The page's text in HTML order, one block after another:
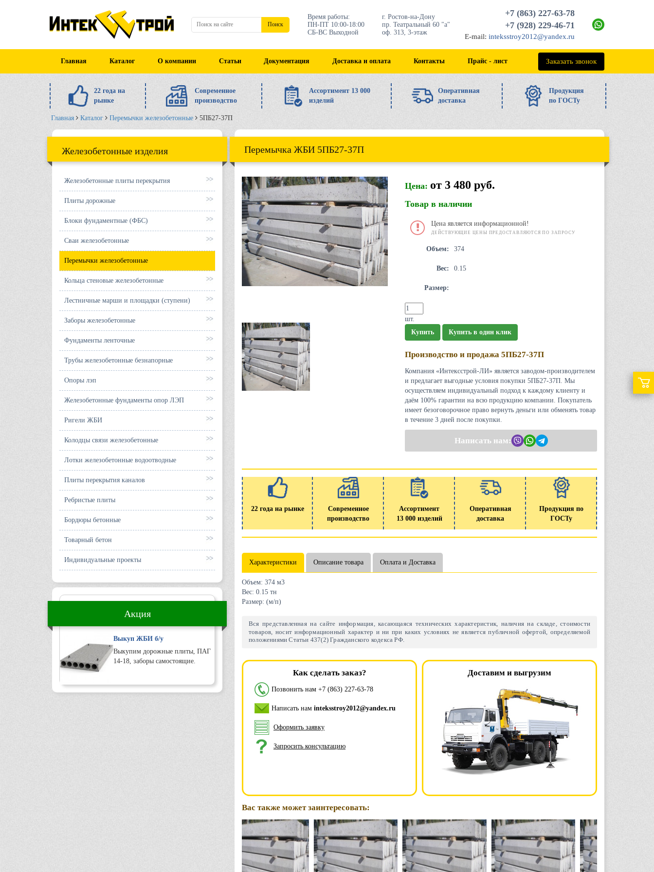
Поиск
Время работы:
ПН-ПТ 10:00-18:00
СБ-ВС Выходной
г. Ростов-на-Дону
пр. Театральный 60 "а"
оф. 313, 3-этаж
+7 (863) 227-63-78
+7 (928) 229-46-71
E-mail: inteksstroy2012@yandex.ru
Главная Каталог О компании Статьи Документация Доставка и оплата Контакты Прайс - лист +7 (863) 227-63-78
Заказать звонок
22 года на
рынке
Современное
производство
Ассортимент 13 000
изделий
Оперативная
доставка
Продукция
по ГОСТу
Главная Каталог Перемычки железобетонные 5ПБ27-37П
Железобетонные изделия
Железобетонные плиты перекрытия
Плиты дорожные
Блоки фундаментные (ФБС)
Сваи железобетонные
Перемычки железобетонные
Кольца стеновые железобетонные
Лестничные марши и площадки (ступени)
Заборы железобетонные
Фундаменты ленточные
Трубы железобетонные безнапорные
Опоры лэп
Железобетонные фундаменты опор ЛЭП
Ригели ЖБИ
Колодцы связи железобетонные
Лотки железобетонные водоотводные
Плиты перекрытия каналов
Ребристые плиты
Бордюры бетонные
Товарный бетон
Индивидуальные проекты
Акция
Выкуп ЖБИ б/у
Выкупим дорожные плиты, ПАГ
14-18, заборы самостоящие.
Перемычка ЖБИ 5ПБ27-37П
Цена: от 3 480 руб.
Товар в наличии
Цена является информационной!
ДЕЙСТВУЮЩИЕ ЦЕНЫ ПРЕДОСТАВЛЯЮТСЯ ПО ЗАПРОСУ
Объем: 374
Вес: 0.15
Размер:
шт.
Купить
Купить в один клик
Производство и продажа 5ПБ27-37П
Компания «Интексстрой-ЛИ» является заводом-производителем
и предлагает выгодные условия покупки 5ПБ27-37П. Мы
осуществляем индивидуальный подход к каждому клиенту и
даём 100% гарантии на всю продукцию компании. Покупатель
имеет безоговорочное право вернуть деньги или обменять товар
в течение 3 дней после покупки.
Написать нам:
22 года на рынке
Современное
производство
Ассортимент
13 000 изделий
Оперативная
доставка
Продукция по
ГОСТу
Характеристики Описание товара Оплата и Доставка
Объем: 374 м3
Вес: 0.15 тн
Размер: (м/п)
Вся представленная на сайте информация, касающаяся технических характеристик, наличия на складе, стоимости
товаров, носит информационный характер и ни при каких условиях не является публичной офертой, определяемой
положениями Статьи 437(2) Гражданского кодекса РФ.
Как сделать заказ?
Позвонить нам +7 (863) 227-63-78
Написать нам inteksstroy2012@yandex.ru
Оформить заявку
Запросить консультацию
Доставим и выгрузим
Вас также может заинтересовать: